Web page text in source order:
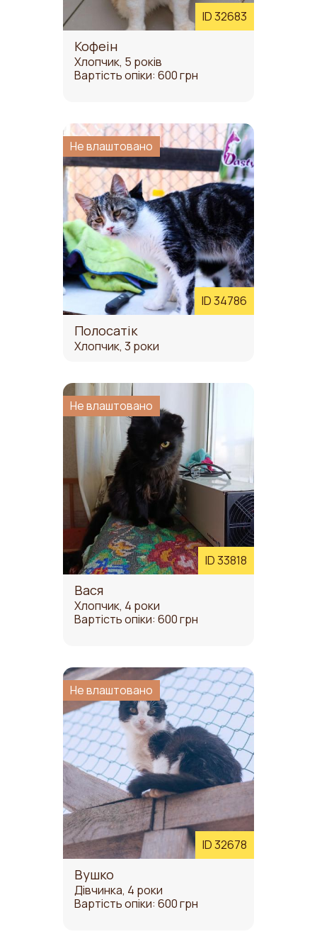
ID 32683
Кофеін
Хлопчик, 5 років
Вартість опіки: 600 грн
ID 34786
Не влаштовано
Полосатік
Хлопчик, 3 роки
ID 33818
Не влаштовано
Вася
Хлопчик, 4 роки
Вартість опіки: 600 грн
ID 32678
Не влаштовано
Вушко
Дівчинка, 4 роки
Вартість опіки: 600 грн